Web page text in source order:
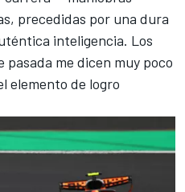
precedidas por una dura
inteligencia. Los
me dicen muy poco
elemento de logro